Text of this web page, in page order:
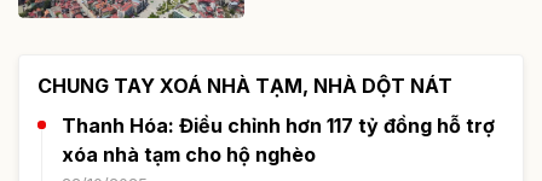
CHUNG TAY XOÁ NHÀ TẠM, NHÀ DỘT NÁT
Thanh Hóa: Điều chỉnh hơn 117 tỷ đồng hỗ trợ
xóa nhà tạm cho hộ nghèo